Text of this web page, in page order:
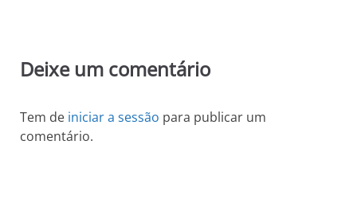
Deixe um comentário
Tem de iniciar a sessão para publicar um
comentário.